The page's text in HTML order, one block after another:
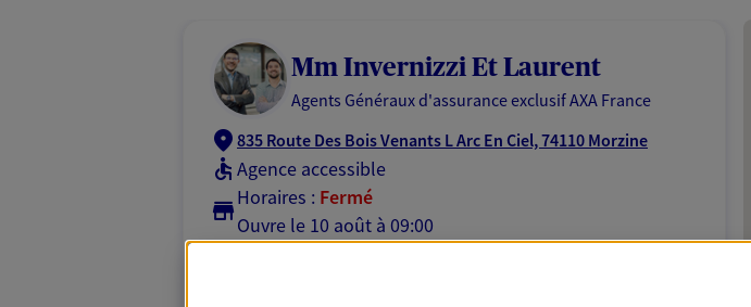
Mm Invernizzi Et Laurent
Agents Généraux d'assurance exclusif AXA France
835 Route Des Bois Venants L Arc En Ciel, 74110 Morzine
Agence accessible
Horaires : Fermé
Ouvre le 10 août à 09:00